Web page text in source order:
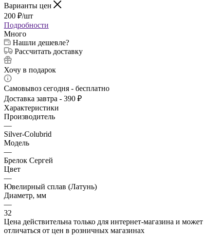
Варианты цен
200 ₽/шт
Подробности
Много
Нашли дешевле?
Рассчитать доставку
Хочу в подарок
Самовывоз сегодня - бесплатно
Доставка завтра - 390 ₽
Характеристики
Производитель
—
Silver-Colubrid
Модель
—
Брелок Сергей
Цвет
—
Ювелирный сплав (Латунь)
Диаметр, мм
—
32
Цена действительна только для интернет-магазина и может
отличаться от цен в розничных магазинах